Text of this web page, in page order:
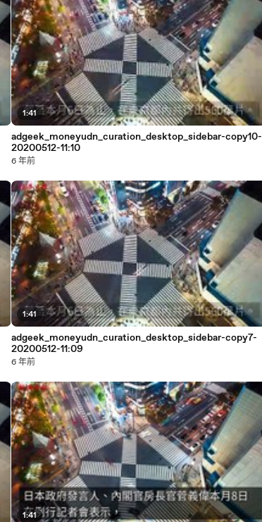
1:41
adgeek_moneyudn_curation_desktop_sidebar-copy10-
20200512-11:10
6 年前
1:41
adgeek_moneyudn_curation_desktop_sidebar-copy7-
20200512-11:09
6 年前
1:41